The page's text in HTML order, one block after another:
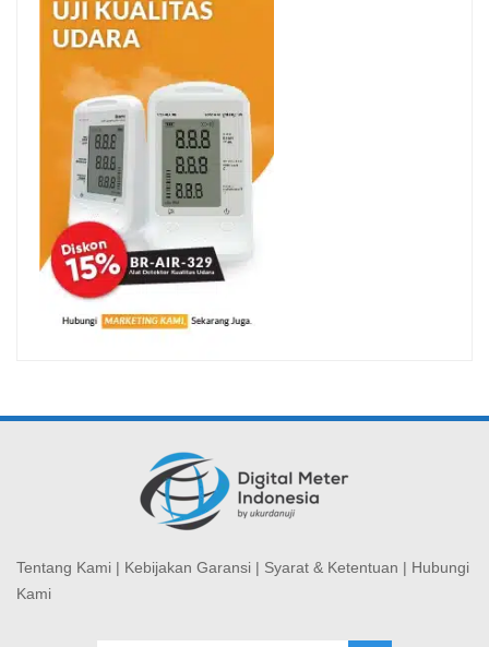
Tentang Kami | Kebijakan Garansi | Syarat & Ketentuan | Hubungi
Kami